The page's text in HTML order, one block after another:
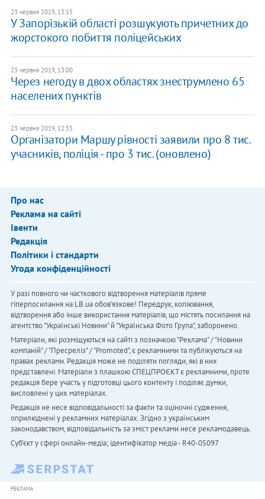
23 червня 2019, 13:15
У Запорізькій області розшукують причетних до
жорстокого побиття поліцейських
23 червня 2019, 13:00
Через негоду в двох областях знеструмлено 65
населених пунктів
23 червня 2019, 12:35
Організатори Маршу рівності заявили про 8 тис.
учасників, поліція - про 3 тис. (оновлено)
Про нас
Реклама на сайті
Івенти
Редакція
Політики і стандарти
Угода конфіденційності
У разі повного чи часткового відтворення матеріалів пряме
гіперпосилання на LB.ua обов'язкове! Передрук, копіювання,
відтворення або інше використання матеріалів, що містять посилання на
агентство "Українськi Новини" й "Українська Фото Група", заборонено.
Матеріали, які розміщуються на сайті з позначкою "Реклама" / "Новини
компаній" / "Пресреліз" / "Promoted", є рекламними та публікуються на
правах реклами. Редакція може не поділяти погляди, які в них
представлені. Матеріали з плашкою СПЕЦПРОЄКТ є рекламними, проте
редакція бере участь у підготовці цього контенту і поділяє думки,
висловлені у цих матеріалах.
Редакція не несе відповідальності за факти та оціночні судження,
оприлюднені у рекламних матеріалах. Згідно з українським
законодавством, відповідальність за зміст реклами несе рекламодавець.
Cуб'єкт у сфері онлайн-медіа; ідентифікатор медіа - R40-05097
РЕКЛАМА